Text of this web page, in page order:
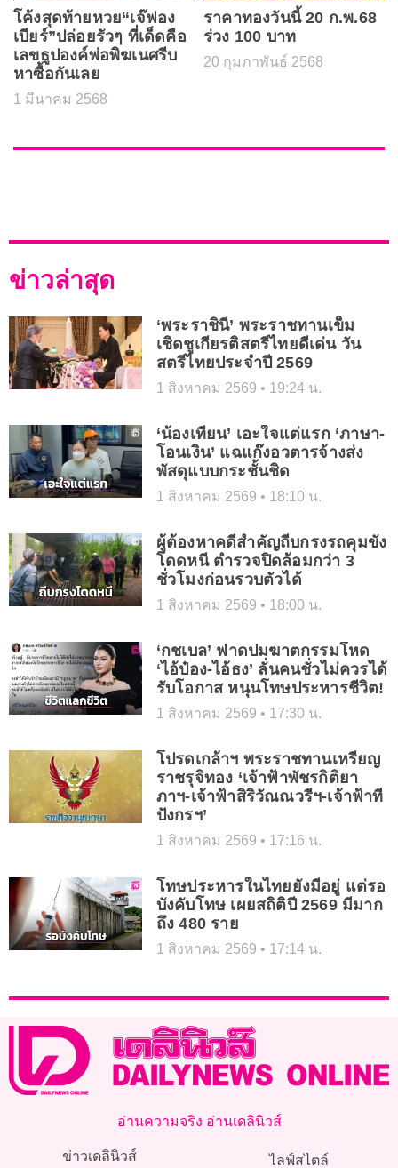
โค้งสุดท้ายหวย“เจ๊ฟอง
เบียร์”ปล่อยรัวๆ ที่เด็ดคือ
เลขธูปองค์พ่อพิฆเนศรีบ
หาซื้อกันเลย
1 มีนาคม 2568
ราคาทองวันนี้ 20 ก.พ.68
ร่วง 100 บาท
20 กุมภาพันธ์ 2568
ข่าวล่าสุด
‘พระราชินี’ พระราชทานเข็ม
เชิดชูเกียรติสตรีไทยดีเด่น วัน
สตรีไทยประจำปี 2569
1 สิงหาคม 2569 19:24 น.
‘น้องเทียน’ เอะใจแต่แรก ‘ภาษา-
โอนเงิน’ แฉแก๊งอวตารจ้างส่ง
พัสดุแบบกระชั้นชิด
1 สิงหาคม 2569 18:10 น.
ผู้ต้องหาคดีสำคัญถีบกรงรถคุมขัง
โดดหนี ตำรวจปิดล้อมกว่า 3
ชั่วโมงก่อนรวบตัวได้
1 สิงหาคม 2569 18:00 น.
‘กชเบล’ ฟาดปมฆาตกรรมโหด
‘ไอ้ป๋อง-ไอ้ธง’ ลั่นคนชั่วไม่ควรได้
รับโอกาส หนุนโทษประหารชีวิต!
1 สิงหาคม 2569 17:30 น.
โปรดเกล้าฯ พระราชทานเหรียญ
ราชรุจิทอง ‘เจ้าฟ้าพัชรกิติยา
ภาฯ-เจ้าฟ้าสิริวัณณวรีฯ-เจ้าฟ้าที
ปังกรฯ’
1 สิงหาคม 2569 17:16 น.
โทษประหารในไทยยังมีอยู่ แต่รอ
บังคับโทษ เผยสถิติปี 2569 มีมาก
ถึง 480 ราย
1 สิงหาคม 2569 17:14 น.
อ่านความจริง อ่านเดลินิวส์
ข่าวเดลินิวส์ ไลฟ์สไตล์